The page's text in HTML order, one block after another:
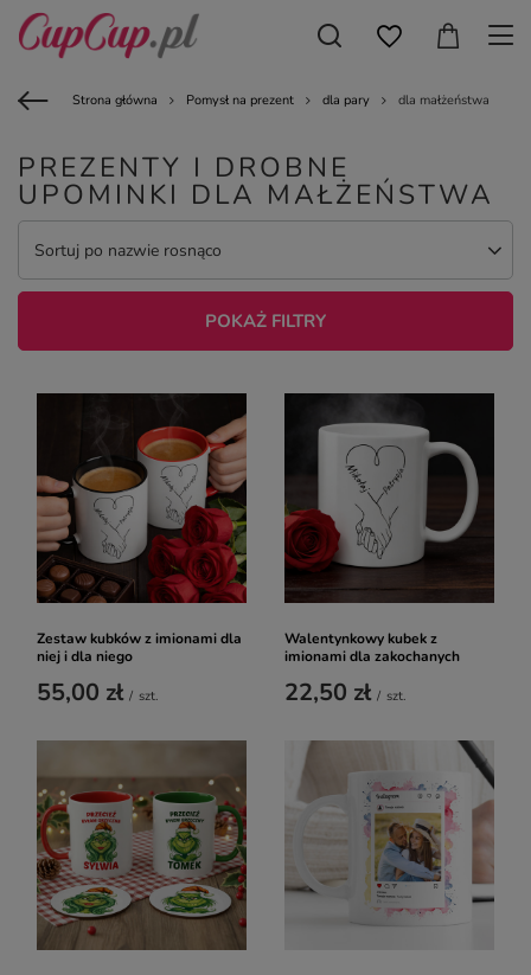
Strona główna Pomysł na prezent dla pary dla małżeństwa
PREZENTY I DROBNE
UPOMINKI DLA MAŁŻEŃSTWA
Sortuj po nazwie rosnąco
POKAŻ FILTRY
Zestaw kubków z imionami dla
niej i dla niego
55,00 zł / szt.
Walentynkowy kubek z
imionami dla zakochanych
22,50 zł / szt.